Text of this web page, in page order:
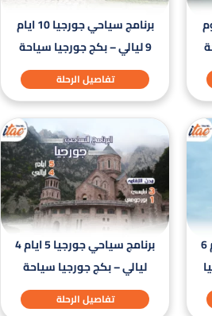
برنامج سياحي جورجيا 10 ايام
تفاصيل الرحلة
برنامج سياحي جورجيا 5 ايام 4
ليالي – بكج جورجيا سياحة
تفاصيل الرحلة